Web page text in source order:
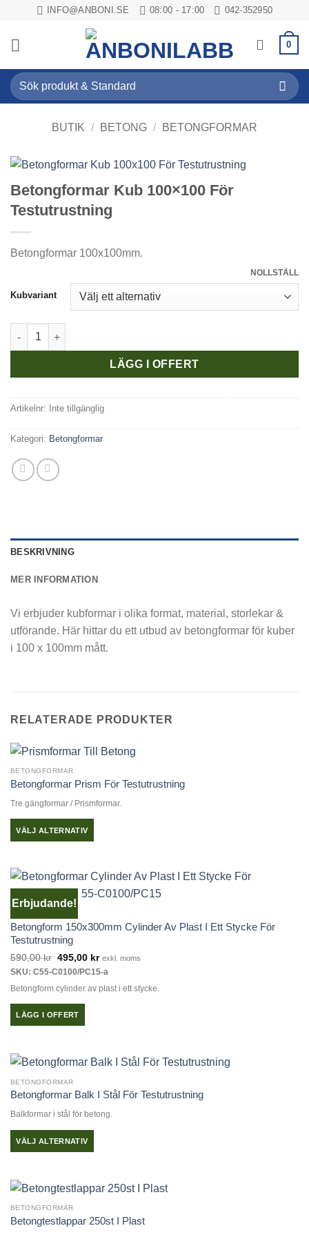
content
INFO@ANBONI.SE 08:00 - 17:00 042-352950
0
Sök
efter:
BUTIK / BETONG / BETONGFORMAR
Betongformar Kub 100×100 För
Testutrustning
Betongformar 100x100mm.
Kubvariant
NOLLSTÄLL
Betongformar Kub 100x100 För Testutrustning mängd
LÄGG I OFFERT
Artikelnr: Inte tillgänglig
Kategori: Betongformar
BESKRIVNING
MER INFORMATION
Vi erbjuder kubformar i olika format, material, storlekar &
utförande. Här hittar du ett utbud av betongformar för kuber
i 100 x 100mm mått.
RELATERADE PRODUKTER
BETONGFORMAR
Betongformar Prism För Testutrustning
Tre gängformar / Prismformar.
VÄLJ ALTERNATIV
produkten
har
flera
varianter.
De
alternativen
kan
väljas
på
Erbjudande!
Betongform 150x300mm Cylinder Av Plast I Ett Stycke För
Testutrustning
590,00kr Det
ursprungliga
priset
var:
590,00 kr.
495,00 krDet
priset
är:
495,00 kr.
exkl. moms
SKU: C55-C0100/PC15-a
Betongform cylinder av plast i ett stycke.
LÄGG I OFFERT
BETONGFORMAR
Betongformar Balk I Stål För Testutrustning
Balkformar i stål för betong.
VÄLJ ALTERNATIV
produkten
flera
BETONGFORMAR
Betongtestlappar 250st I Plast